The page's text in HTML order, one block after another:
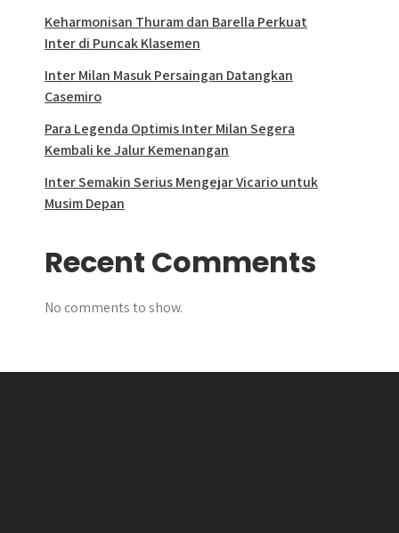
Keharmonisan Thuram dan Barella Perkuat
Inter di Puncak Klasemen
Inter Milan Masuk Persaingan Datangkan
Casemiro
Para Legenda Optimis Inter Milan Segera
Kembali ke Jalur Kemenangan
Inter Semakin Serius Mengejar Vicario untuk
Musim Depan
Recent Comments
No comments to show.